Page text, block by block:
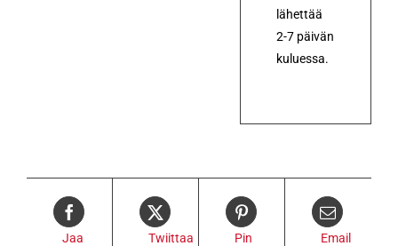
lähettää
2-7 päivän
kuluessa.
Jaa
Twiittaa
Pin
Email